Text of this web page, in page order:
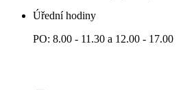
Úřední hodiny
PO: 8.00 - 11.30 a 12.00 - 17.00